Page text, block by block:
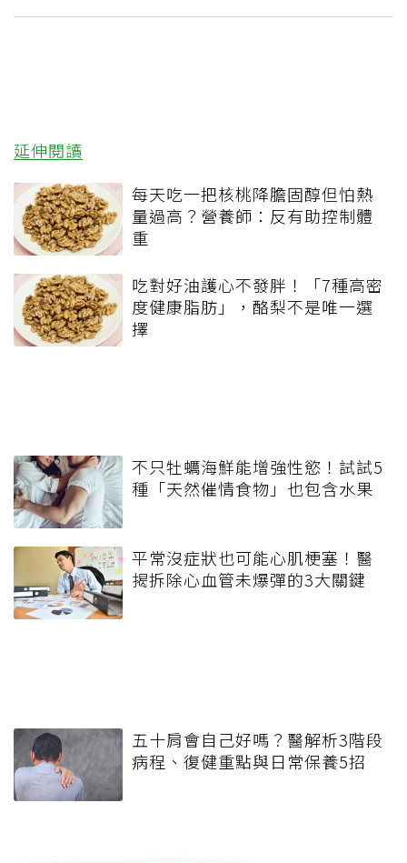
延伸閱讀
每天吃一把核桃降膽固醇但怕熱
量過高？營養師：反有助控制體
重
吃對好油護心不發胖！「7種高密
度健康脂肪」，酪梨不是唯一選
擇
不只牡蠣海鮮能增強性慾！試試5
種「天然催情食物」也包含水果
平常沒症狀也可能心肌梗塞！醫
揭拆除心血管未爆彈的3大關鍵
五十肩會自己好嗎？醫解析3階段
病程、復健重點與日常保養5招